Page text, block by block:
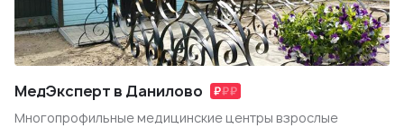
МедЭксперт в Данилово
Многопрофильные медицинские центры взрослые